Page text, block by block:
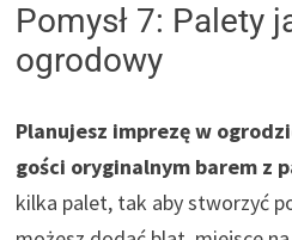
Pomysł 7: Palety
ogrodowy
Planujesz imprezę w
gości oryginalnym barem z
kilka palet, tak aby stworzyć